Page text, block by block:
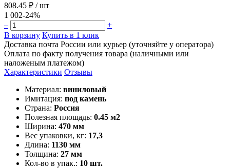
808.45 ₽ / шт
1 002-24%
–
+
В корзину Купить в 1 клик
Доставка почта России или курьер (уточняйте у оператора)
Оплата по факту получения товара (наличными или
наложеным платежом)
Характеристики Отзывы
Материал: виниловый
Имитация: под камень
Страна: Россия
Полезная площадь: 0.45 м2
Ширина: 470 мм
Вес упаковки, кг: 17,3
Длина: 1130 мм
Толщина: 27 мм
Кол-во в упак.: 10 шт.